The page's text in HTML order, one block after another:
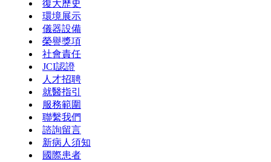
復大歷史
環境展示
儀器設備
榮譽獎項
社會責任
JCI認證
人才招聘
就醫指引
服務範圍
聯繫我們
諮詢留言
新病人須知
國際患者